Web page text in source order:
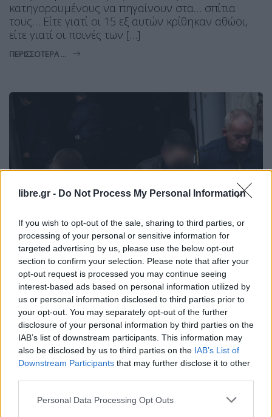
libre.gr - Do Not Process My Personal Information
If you wish to opt-out of the sale, sharing to third parties, or
processing of your personal or sensitive information for
targeted advertising by us, please use the below opt-out
section to confirm your selection. Please note that after your
opt-out request is processed you may continue seeing
interest-based ads based on personal information utilized by
us or personal information disclosed to third parties prior to
your opt-out. You may separately opt-out of the further
disclosure of your personal information by third parties on the
IAB’s list of downstream participants. This information may
also be disclosed by us to third parties on the IAB’s List of
Downstream Participants that may further disclose it to other
Personal Data Processing Opt Outs
κατηγορουμένους να πηγαίνουν στα… σπίτια
τους… Είτε γιατί οι 15 εξ αυτών κρίθηκαν αθώοι,
είτε γιατί οι ποινές των […]
ΠΕΡΙΣΣΌΤΕΡΑ ...
HEADLINES ΕΛΛΆΔΑ
Δολοφονία Άλκη Καμπανού: “Εγώ τον
μαχαίρωσα… ” – Εισαγγελέας: “Δεν
Η Συντακτική ομάδα του Libre
27 Απριλίου, 2023